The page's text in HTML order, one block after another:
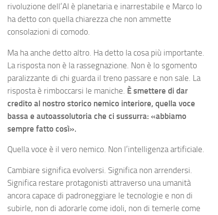
rivoluzione dell’AI è planetaria e inarrestabile e Marco lo
ha detto con quella chiarezza che non ammette
consolazioni di comodo.
Ma ha anche detto altro. Ha detto la cosa più importante.
La risposta non è la rassegnazione. Non è lo sgomento
paralizzante di chi guarda il treno passare e non sale. La
risposta è rimboccarsi le maniche. È smettere di dar
credito al nostro storico nemico interiore, quella voce
bassa e autoassolutoria che ci sussurra: «abbiamo
sempre fatto così».
Quella voce è il vero nemico. Non l’intelligenza artificiale.
Cambiare significa evolversi. Significa non arrendersi.
Significa restare protagonisti attraverso una umanità
ancora capace di padroneggiare le tecnologie e non di
subirle, non di adorarle come idoli, non di temerle come